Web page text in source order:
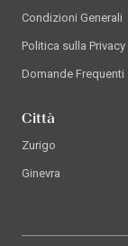
Condizioni Generali
Politica sulla Privacy
Domande Frequenti
Città
Zurigo
Ginevra